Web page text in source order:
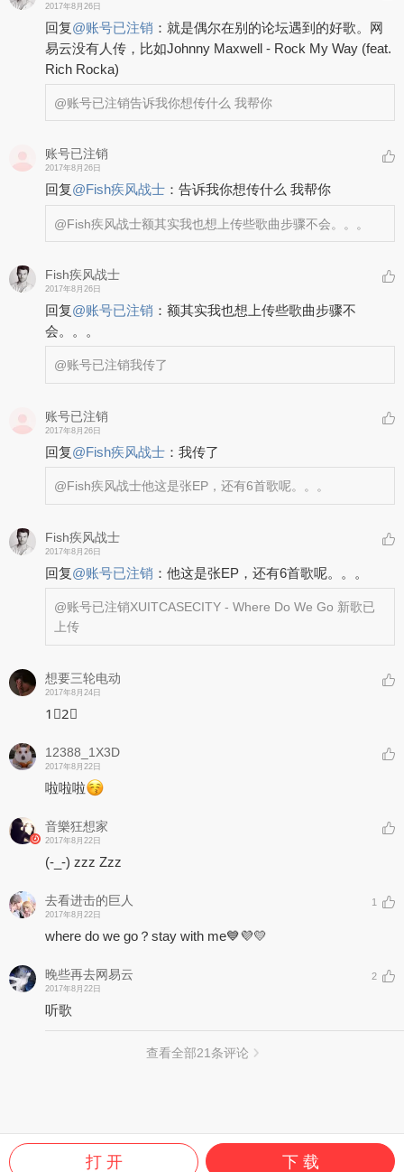
2017年8月26日
回复@账号已注销 ： 就是偶尔在别的论坛遇到的好歌。网
易云没有人传，比如Johnny Maxwell - Rock My Way (feat.
Rich Rocka)
@账号已注销告诉我你想传什么 我帮你
账号已注销
2017年8月26日
回复@Fish疾风战士 ： 告诉我你想传什么 我帮你
@Fish疾风战士额其实我也想上传些歌曲步骤不会。。。
Fish疾风战士
2017年8月26日
回复@账号已注销 ： 额其实我也想上传些歌曲步骤不
会。。。
@账号已注销我传了
账号已注销
2017年8月26日
回复@Fish疾风战士 ： 我传了
@Fish疾风战士他这是张EP，还有6首歌呢。。。
Fish疾风战士
2017年8月26日
回复@账号已注销 ： 他这是张EP，还有6首歌呢。。。
@账号已注销XUITCASECITY - Where Do We Go 新歌已
上传
想要三轮电动
2017年8月24日
1⃣2⃣
12388_1X3D
2017年8月22日
啦啦啦
音樂狂想家
2017年8月22日
(-_-) zzz Zzz
去看进击的巨人
2017年8月22日
1
where do we go？stay with me💙💜💛
晚些再去网易云
2017年8月22日
2
听歌
查看全部21 条评论
打 开 下 载